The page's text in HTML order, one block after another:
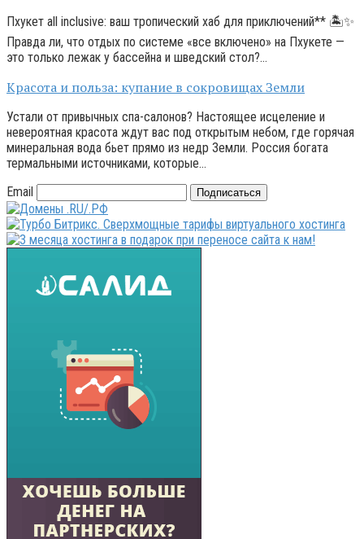
Пхукет all inclusive: ваш тропический хаб для приключений** 🏝️✨
Правда ли, что отдых по системе «все включено» на Пхукете —
это только лежак у бассейна и шведский стол?…
Красота и польза: купание в сокровищах Земли
Устали от привычных спа-салонов? Настоящее исцеление и
невероятная красота ждут вас под открытым небом, где горячая
минеральная вода бьет прямо из недр Земли. Россия богата
термальными источниками, которые…
Email
Подписаться